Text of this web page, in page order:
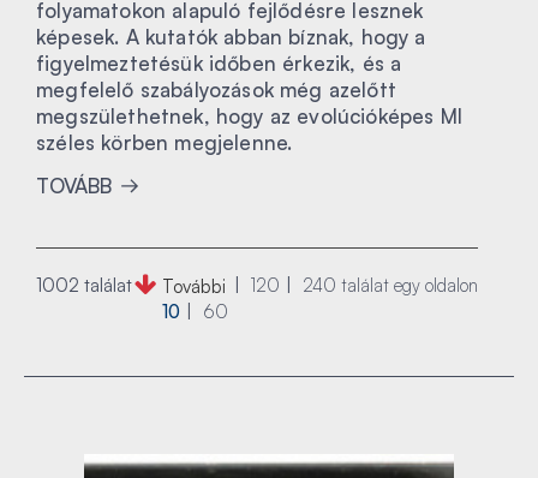
folyamatokon alapuló fejlődésre lesznek
képesek. A kutatók abban bíznak, hogy a
figyelmeztetésük időben érkezik, és a
megfelelő szabályozások még azelőtt
megszülethetnek, hogy az evolúcióképes MI
széles körben megjelenne.
TOVÁBB
1002 találat További 240 találat egy oldalon
120
60
10